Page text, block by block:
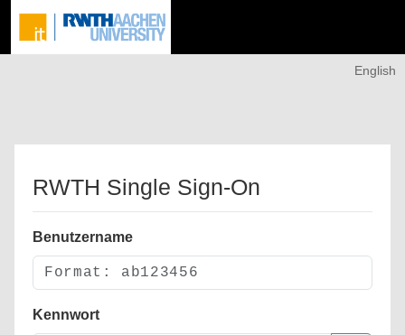
English
RWTH Single Sign-On
Benutzername
Kennwort